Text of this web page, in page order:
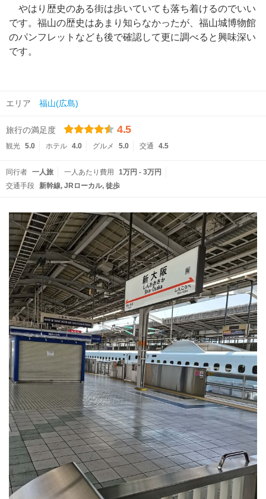
やはり歴史のある街は歩いていても落ち着けるのでいい
です。福山の歴史はあまり知らなかったが、福山城博物館
のパンフレットなども後で確認して更に調べると興味深い
です。
エリア 福山(広島)
旅行の満足度 4.5
観光 5.0 ホテル 4.0 グルメ 5.0 交通 4.5
同行者 一人旅 一人あたり費用
1万円 - 3万円
交通手段 新幹線 JRローカル 徒歩